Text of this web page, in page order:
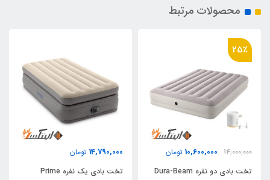
محصولات مرتبط
25٪
14,000,000
10,600,000 تومان
تخت بادی دو نفره Dura-Beam
14,790,000 تومان
تخت بادی یک نفره Prime